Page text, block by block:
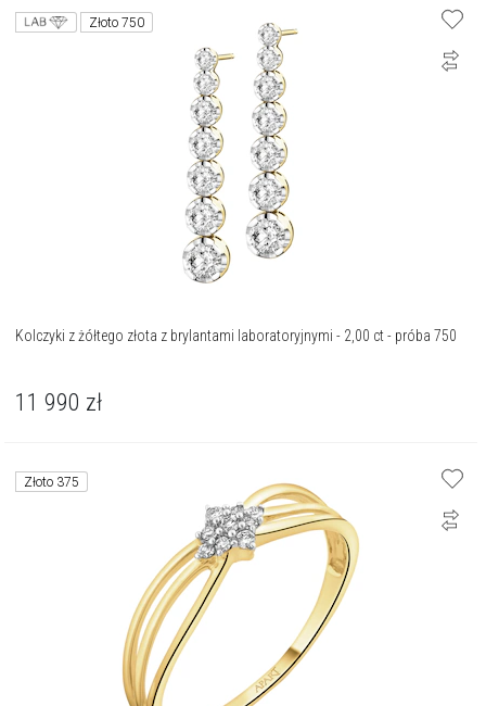
Złoto 750
Kolczyki z żółtego złota z brylantami laboratoryjnymi - 2,00 ct - próba 750
11 990 zł
Złoto 375